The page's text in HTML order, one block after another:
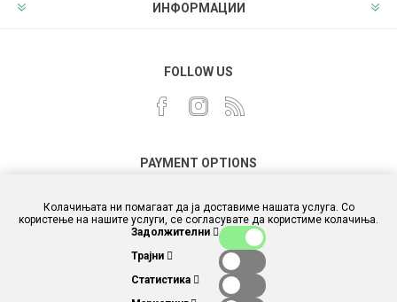
ИНФОРМАЦИИ
FOLLOW US
PAYMENT OPTIONS
Колачињата ни помагаат да ја доставиме нашата услуга. Со
користење на нашите услуги, се согласувате да користиме колачиња.
Задолжителни
Трајни
Статистика